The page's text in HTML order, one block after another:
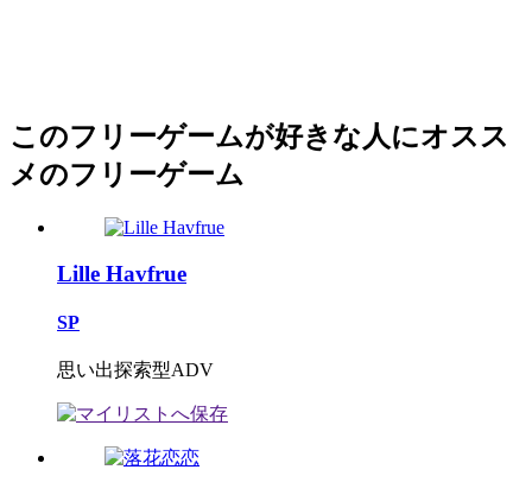
このフリーゲームが好きな人にオスス
メのフリーゲーム
Lille Havfrue
SP
思い出探索型ADV